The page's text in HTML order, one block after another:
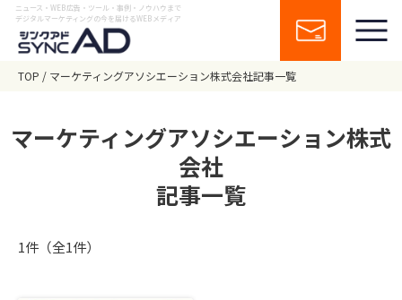
ニュース・WEB広告・ツール・事例・ノウハウまで
デジタルマーケティングの今を届けるWEBメディア
TOP マーケティングアソシエーション株式会社記事一覧
マーケティングアソシエーション株式
会社
記事一覧
1件（全1件）